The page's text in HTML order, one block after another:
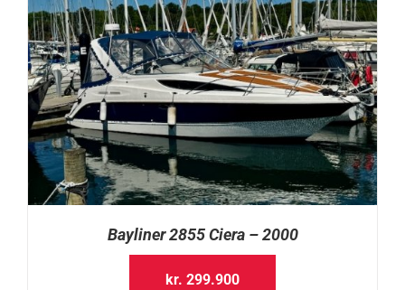
Bayliner 2855 Ciera – 2000
kr. 299.900